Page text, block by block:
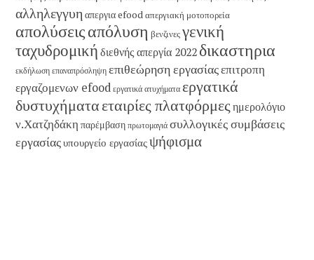
αλληλεγγυη απεργια efoodαπεργιακή μοτοπορεία
απολύσειςαπόλυση βενζινεςγενική
ταχυδρομική διεθνής απεργία 2022 δικαστηρια
εκδήλωση επαναπρόσληψη επιθεώρηση εργασίαςεπιτροπη
εργαζομενων efood εργατικά ατυχήματα εργατικά
δυστυχήματαεταιρίες πλατφόρμες ημερολόγιο
ν.Χατζηδάκη παρέμβαση πρωτομαγιά συλλογικές συμβάσεις
εργασίαςυπουργείο εργασίαςψήφισμα